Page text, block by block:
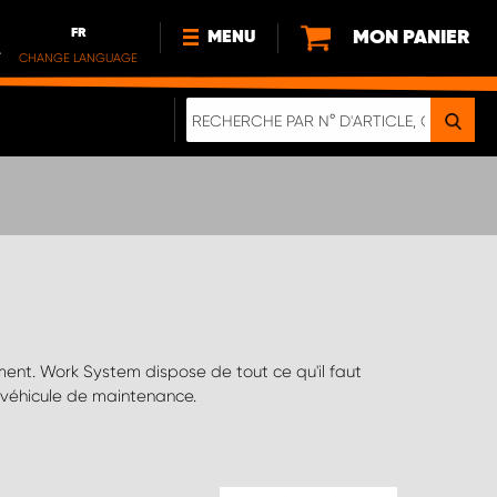
FR
CHANGE LANGUAGE
MENU
NOUVEAUTÉS
MON PANIER
de maintenance.